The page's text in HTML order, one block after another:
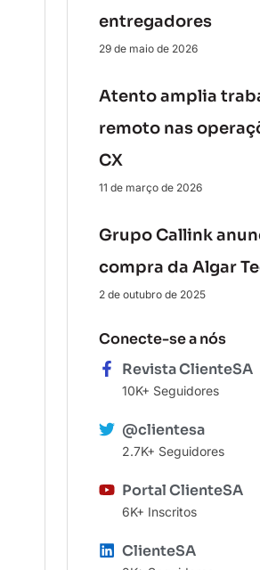
entregadores
29 de maio de 2026
Atento amplia
remoto nas
CX
11 de março de 2026
Grupo Callink
compra da Algar
2 de outubro de 2025
Conecte-se a nós
Revista ClienteSA
10K+ Seguidores
@clientesa
2.7K+ Seguidores
Portal ClienteSA
6K+ Inscritos
ClienteSA